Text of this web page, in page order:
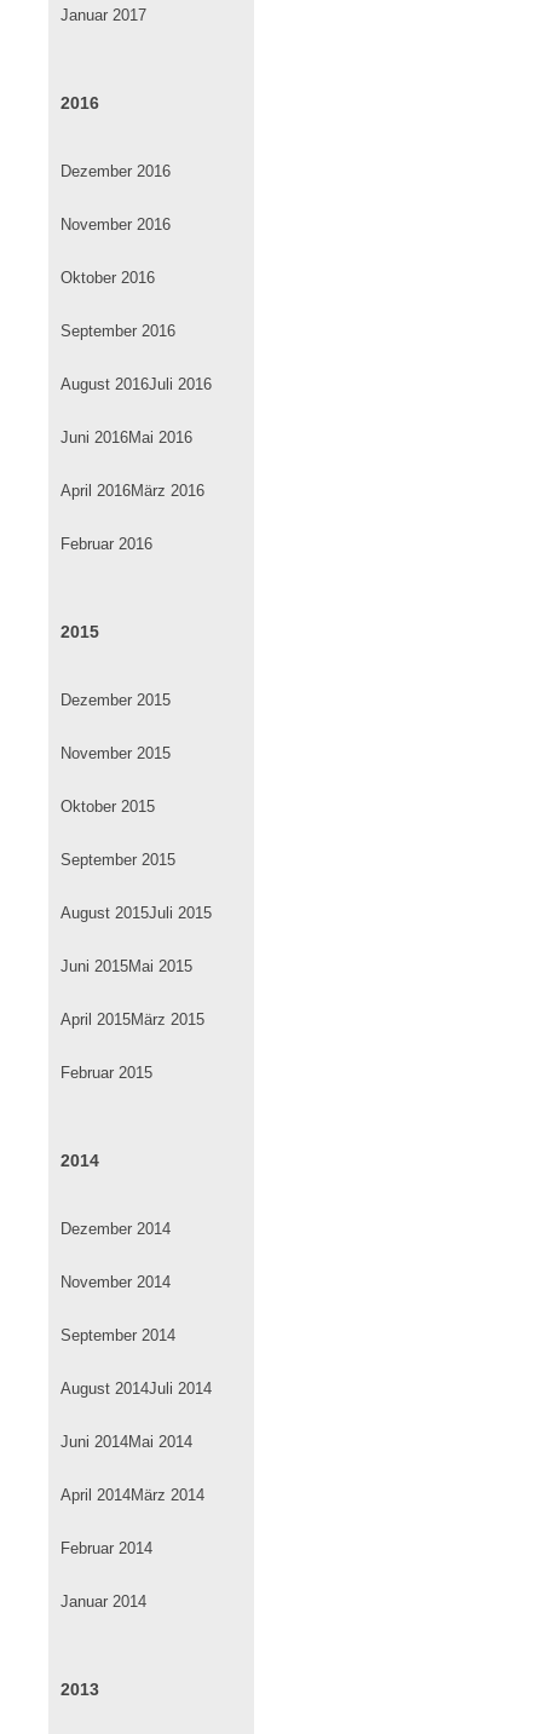
Januar 2017
2016
Dezember 2016
November 2016
Oktober 2016
September 2016
August 2016Juli 2016
Juni 2016Mai 2016
April 2016März 2016
Februar 2016
2015
Dezember 2015
November 2015
Oktober 2015
September 2015
August 2015Juli 2015
Juni 2015Mai 2015
April 2015März 2015
Februar 2015
2014
Dezember 2014
November 2014
September 2014
August 2014Juli 2014
Juni 2014Mai 2014
April 2014März 2014
Februar 2014
Januar 2014
2013